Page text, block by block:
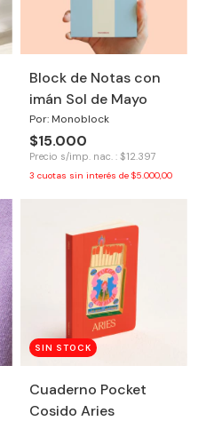
Block de Notas con
imán Sol de Mayo
Por: Monoblock
$15.000
Precio s/imp. nac. : $12.397
3 cuotas sin interés de $5.000,00
SIN STOCK
Cuaderno Pocket
Cosido Aries